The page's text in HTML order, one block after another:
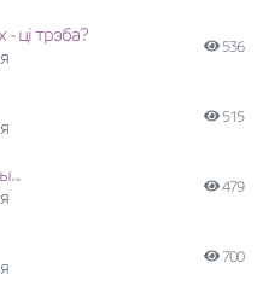
ці трэба?
536
515
479
700